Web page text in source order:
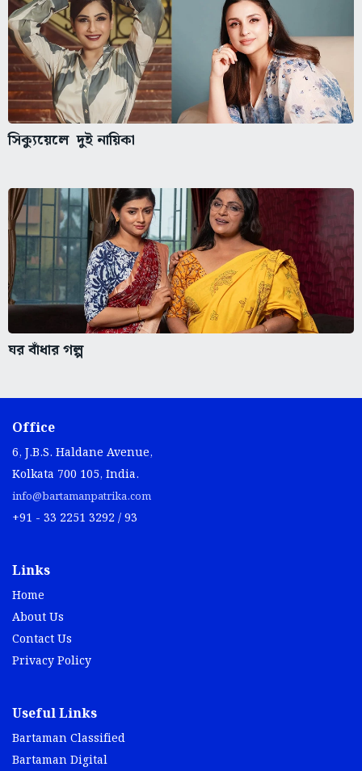
সিক্যুয়েলে দুই নায়িকা
ঘর বাঁধার গল্প
Office
6, J.B.S. Haldane Avenue,
Kolkata 700 105, India.
info@bartamanpatrika.com
+91 - 33 2251 3292 / 93
Links
Home
About Us
Contact Us
Privacy Policy
Useful Links
Bartaman Classified
Bartaman Digital